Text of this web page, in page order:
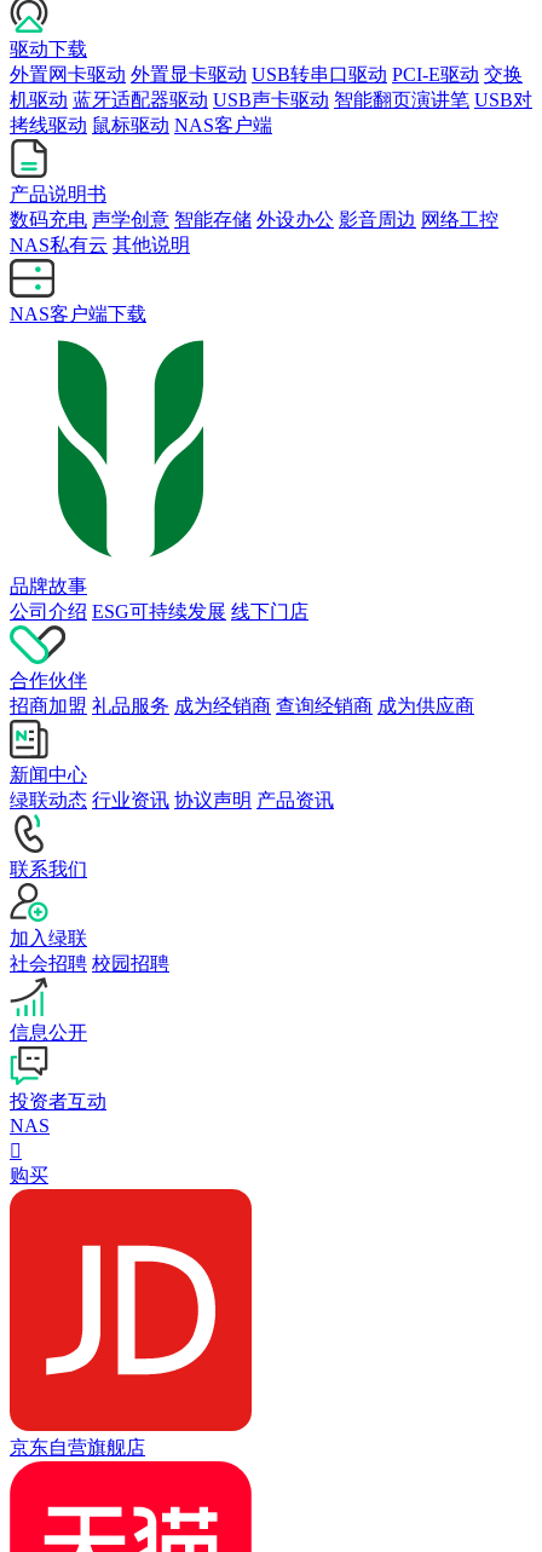
驱动下载
外置网卡驱动 外置显卡驱动 USB转串口驱动 PCI-E驱动 交换
机驱动 蓝牙适配器驱动 USB声卡驱动 智能翻页演讲笔 USB对
拷线驱动 鼠标驱动 NAS客户端
产品说明书
数码充电 声学创意 智能存储 外设办公 影音周边 网络工控
NAS私有云 其他说明
NAS客户端下载
品牌故事
公司介绍 ESG可持续发展 线下门店
合作伙伴
招商加盟 礼品服务 成为经销商 查询经销商 成为供应商
新闻中心
绿联动态 行业资讯 协议声明 产品资讯
联系我们
加入绿联
社会招聘 校园招聘
信息公开
投资者互动
NAS

购买
京东自营旗舰店